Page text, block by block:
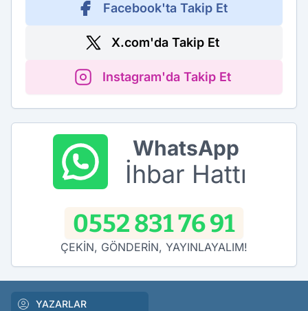
Facebook'ta Takip Et
X.com'da Takip Et
Instagram'da Takip Et
WhatsApp
İhbar Hattı
0552 831 76 91
ÇEKİN, GÖNDERİN, YAYINLAYALIM!
YAZARLAR